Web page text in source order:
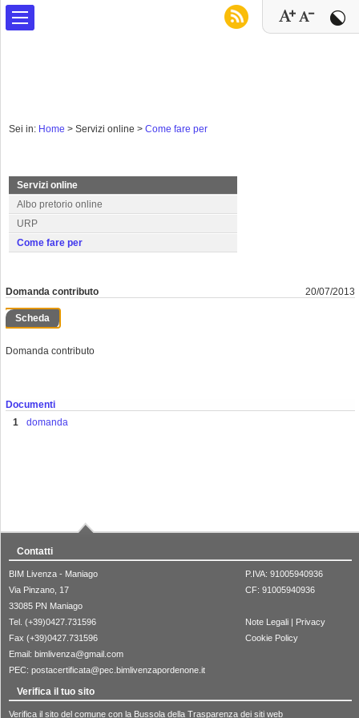
Sei in: Home > Servizi online > Come fare per
Servizi online
Albo pretorio online
URP
Come fare per
Domanda contributo 20/07/2013
Scheda
Domanda contributo
Documenti
domanda
Contatti
BIM Livenza - Maniago
Via Pinzano, 17
33085 PN Maniago
Tel. (+39)0427.731596
Fax (+39)0427.731596
Email: bimlivenza@gmail.com
PEC: postacertificata@pec.bimlivenzapordenone.it
P.IVA: 91005940936
CF: 91005940936
Note Legali | Privacy
Cookie Policy
Verifica il tuo sito
Verifica il sito del comune con la Bussola della Trasparenza dei siti web